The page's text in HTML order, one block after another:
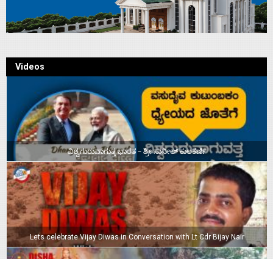
Videos
ವಿಶ್ವಗುರುವಾಗುತ್ತ ಭಾರತ – ಶ್ರೀ ಸುನೀಲ್‌ ಕುಲಕರ್ಣಿ
Lets celebrate Vijay Diwas in Conversation with Lt Cdr Bijay Nair